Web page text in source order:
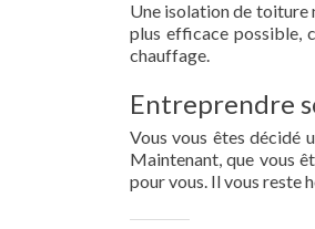
Une isolation de toiture
plus efficace possible,
chauffage.
Entreprendre
Vous vous êtes décidé
Maintenant, que vous
pour vous. Il vous reste